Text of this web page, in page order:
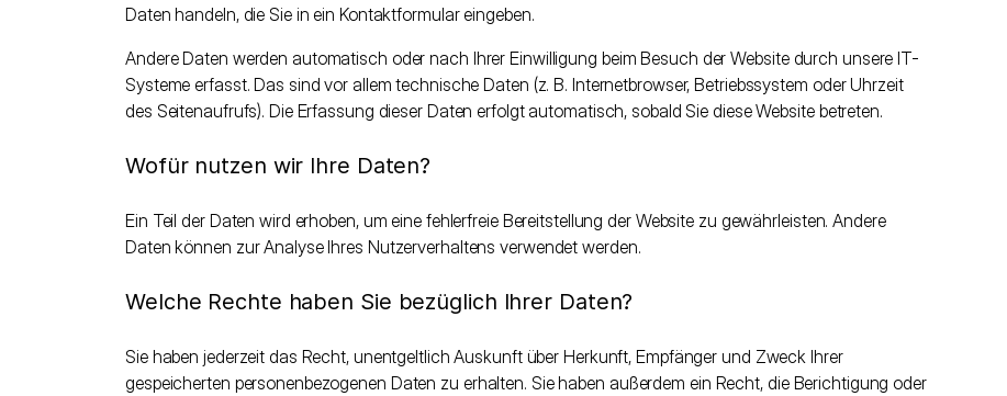
Daten handeln, die Sie in ein Kontaktformular eingeben.
Andere Daten werden automatisch oder nach Ihrer Einwilligung beim Besuch der Website durch unsere IT-
Systeme erfasst. Das sind vor allem technische Daten (z. B. Internetbrowser, Betriebssystem oder Uhrzeit
des Seitenaufrufs). Die Erfassung dieser Daten erfolgt automatisch, sobald Sie diese Website betreten.
Wofür nutzen wir Ihre Daten?
Ein Teil der Daten wird erhoben, um eine fehlerfreie Bereitstellung der Website zu gewährleisten. Andere
Daten können zur Analyse Ihres Nutzerverhaltens verwendet werden.
Welche Rechte haben Sie bezüglich Ihrer Daten?
Sie haben jederzeit das Recht, unentgeltlich Auskunft über Herkunft, Empfänger und Zweck Ihrer
gespeicherten personenbezogenen Daten zu erhalten. Sie haben außerdem ein Recht, die Berichtigung oder